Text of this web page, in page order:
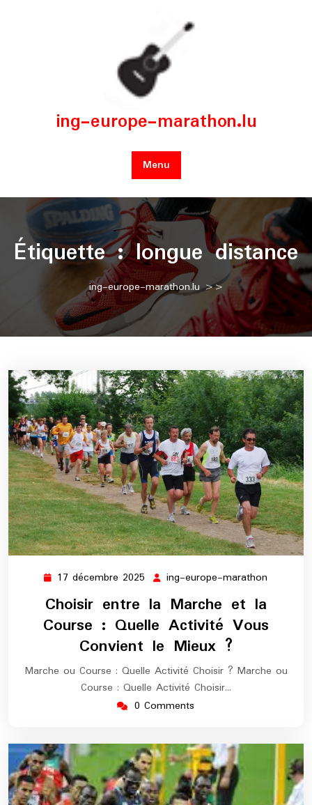
ing-europe-marathon.lu
Menu
Étiquette :longue distance
ing-europe-marathon.lu>>
17 décembre 2025 17
décembre
2025
ing-europe-marathon
Choisir entre la Marche et la
Course : Quelle Activité Vous
Convient le Mieux ?
Marche ou Course : Quelle Activité Choisir ? Marche ou
Course : Quelle Activité Choisir…
0 Comments